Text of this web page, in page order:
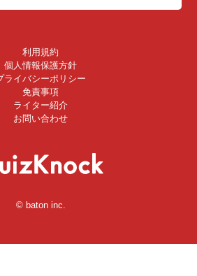
利用規約
個人情報保護方針
ライバシーポリシー
免責事項
ライター紹介
お問い合わせ
© baton inc.